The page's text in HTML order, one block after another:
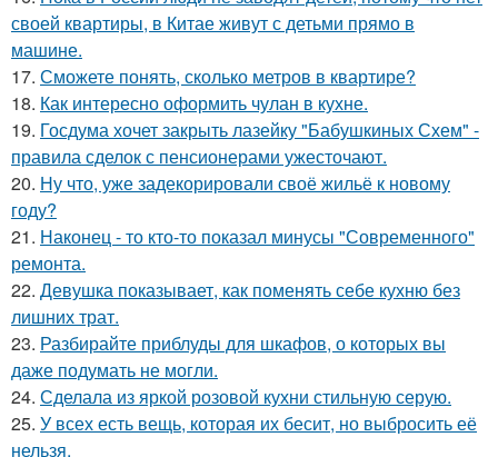
своей квартиры, в Китае живут с детьми прямо в
машине.
17. Сможете понять, сколько метров в квартире?
18. Как интересно оформить чулан в кухне.
19. Госдума хочет закрыть лазейку "Бабушкиных Схем" -
правила сделок с пенсионерами ужесточают.
20. Ну что, уже задекорировали своё жильё к новому
году?
21. Наконец - то кто-то показал минусы "Современного"
ремонта.
22. Девушка показывает, как поменять себе кухню без
лишних трат.
23. Разбирайте приблуды для шкафов, о которых вы
даже подумать не могли.
24. Сделала из яркой розовой кухни стильную серую.
25. У всех есть вещь, которая их бесит, но выбросить её
нельзя.